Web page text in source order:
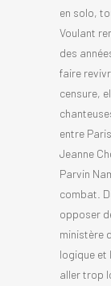
en solo,
Voulant
des
faire
censure,
entre
Jeanne
Parvin
combat.
opposer
ministère
logique et
aller trop